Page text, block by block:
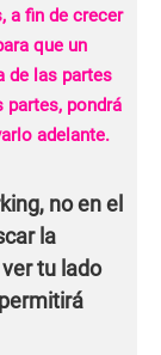
a fin de crecer
que un
de las partes
partes, pondrá
adelante.
, no en el
la
tu lado